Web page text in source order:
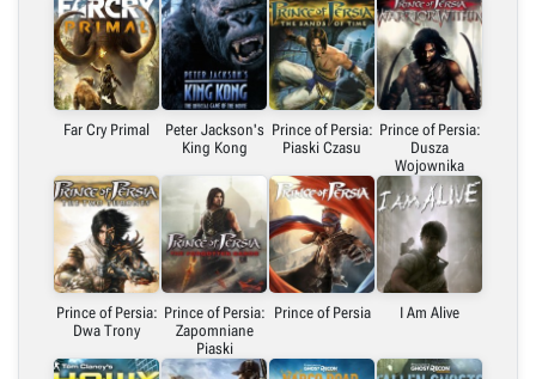
Far Cry Primal
Peter Jackson's
King Kong
Prince of Persia:
Piaski Czasu
Prince of Persia:
Dusza
Wojownika
Prince of Persia:
Dwa Trony
Prince of Persia:
Zapomniane
Piaski
Prince of Persia I Am Alive